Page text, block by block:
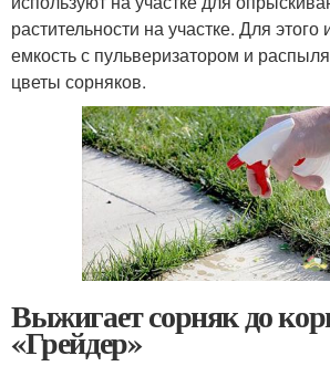
растительности на участке. Для этого
емкость с пульверизатором и
цветы сорняков.
Выжигает сорняк до
«Грейдер»